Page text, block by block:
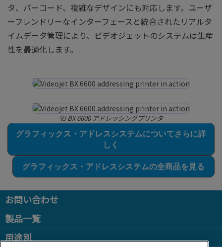
タ、バーコード、複雑なデザインにも対応します。ユーザ
ーフレンドリーなインターフェースと統合されたリアルタ
イムデータ管理により、ビデオジェットのシステムは生産
性を最適化します。
VJ BX 6600 アドレッシングプリンタ
グラフィックス・アドレスシステムについてさらに詳
しく
グラフィックス・アドレスシステムの全商品を見る
お問い合わせ
製品一覧
用途別